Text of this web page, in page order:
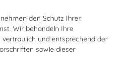
den Schutz Ihrer
Wir behandeln Ihre
und entsprechend der
sowie dieser